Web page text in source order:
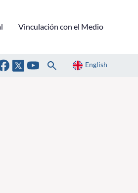
Vinculación con el Medio
English